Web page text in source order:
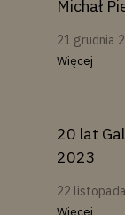
Michał
21 grudnia
Więcej
20 lat
2023
22
Więcej